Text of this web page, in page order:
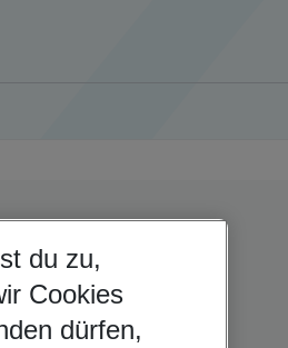
du zu,
Cookies
dürfen,